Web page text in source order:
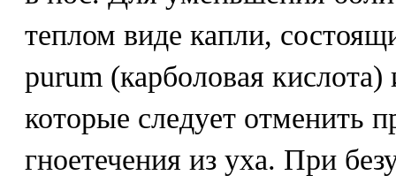
теплом виде капли,
purum (карболовая
которые следует отменить
гноетечения из уха. При